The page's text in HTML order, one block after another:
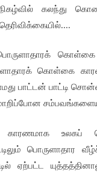
கலந்து
தெரிவிக்கையில்....
கொள்கை
கொள்கை
பாட்டன் பாட்டி
காரணமாக உலகப்
பொருளாதார
ஏற்பட்ட